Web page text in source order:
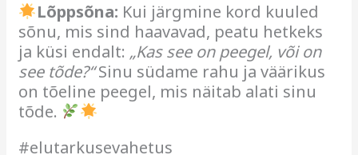
Lõppsõna: Kui järgmine kord kuuled
sõnu, mis sind haavavad, peatu hetkeks
ja küsi endalt: „Kas see on peegel, või on
see tõde?“Sinu südame rahu ja väärikus
on tõeline peegel, mis näitab alati sinu
tõde.
#elutarkusevahetus